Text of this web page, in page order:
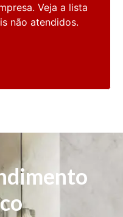
Veja a lista
não atendidos.